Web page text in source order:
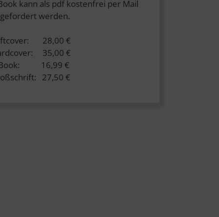
kann als pdf kostenfrei per Mail
werden.
28,00 €
35,00 €
16,99 €
27,50 €